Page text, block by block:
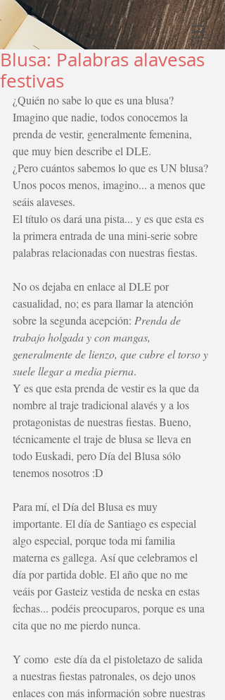
Blusa: Palabras alavesas
festivas
¿Quién no sabe lo que es una blusa?
Imagino que nadie, todos conocemos la
prenda de vestir, generalmente femenina,
que muy bien describe el DLE.
¿Pero cuántos sabemos lo que es UN blusa?
Unos pocos menos, imagino... a menos que
seáis alaveses.
El título os dará una pista... y es que esta es
la primera entrada de una mini-serie sobre
palabras relacionadas con nuestras fiestas.
No os dejaba en enlace al DLE por
casualidad, no; es para llamar la atención
sobre la segunda acepción: Prenda de
trabajo holgada y con mangas,
generalmente de lienzo, que cubre el torso y
suele llegar a media pierna.
Y es que esta prenda de vestir es la que da
nombre al traje tradicional alavés y a los
protagonistas de nuestras fiestas. Bueno,
técnicamente el traje de blusa se lleva en
todo Euskadi, pero Día del Blusa sólo
tenemos nosotros :D
Para mí, el Día del Blusa es muy
importante. El día de Santiago es especial
algo especial, porque toda mi familia
materna es gallega. Así que celebramos el
día por partida doble. El año que no me
veáis por Gasteiz vestida de neska en estas
fechas... podéis preocuparos, porque es una
cita que no me pierdo nunca.
Y como  este día da el pistoletazo de salida
a nuestras fiestas patronales, os dejo unos
enlaces con más información sobre nuestras